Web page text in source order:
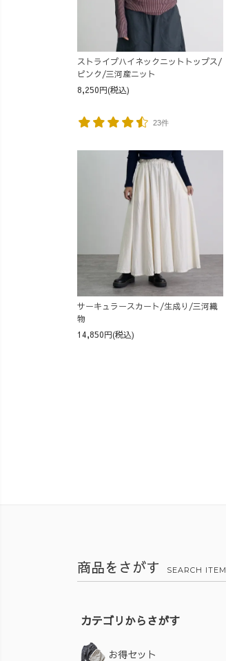
ストライプハイネックニットトップス/
ピンク/三河産ニット
8,250円(税込)
23件
サーキュラースカート/生成り/三河織
物
14,850円(税込)
商品をさがす SEARCH ITEM
カテゴリからさがす
お得セット